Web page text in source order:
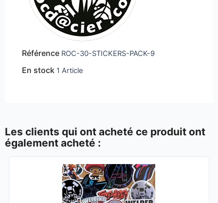
Référence ROC-30-STICKERS-PACK-9
En stock 1 Article
Les clients qui ont acheté ce produit ont
également acheté :